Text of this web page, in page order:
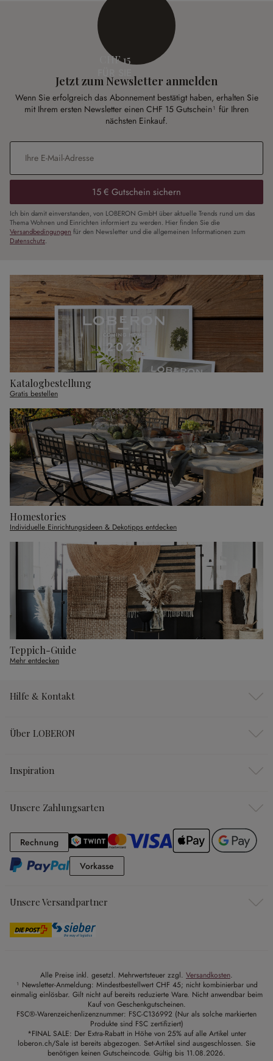
CHF 15
Jetzt zum Newsletter anmelden
Wenn Sie erfolgreich das Abonnement bestätigt haben, erhalten Sie
mit Ihrem ersten Newsletter einen CHF 15 Gutschein¹ für Ihren
nächsten Einkauf.
E-Mail-Adresse
15 € Gutschein sichern
Ich bin damit einverstanden, von LOBERON GmbH über aktuelle Trends rund um das
Thema Wohnen und Einrichten informiert zu werden. Hier finden Sie die
Versandbedingungen für den Newsletter und die allgemeinen Informationen zum
Datenschutz.
Katalogbestellung
Gratis bestellen
Homestories
Individuelle Einrichtungsideen & Dekotipps entdecken
Teppich-Guide
Mehr entdecken
Hilfe & Kontakt
Über LOBERON
Inspiration
Unsere Zahlungsarten
RechnungRechnung
Vorkasse
Unsere Versandpartner
Alle Preise inkl. gesetzl. Mehrwertsteuer zzgl. Versandkosten.
¹ Newsletter-Anmeldung: Mindestbestellwert CHF 45; nicht kombinierbar und
einmalig einlösbar. Gilt nicht auf bereits reduzierte Ware. Nicht anwendbar beim
Kauf von Geschenkgutscheinen.
FSC®-Warenzeichenlizenznummer: FSC-C136992 (Nur als solche markierten
Produkte sind FSC zertifiziert)
*FINAL SALE: Der Extra-Rabatt in Höhe von 25% auf alle Artikel unter
loberon.ch/Sale ist bereits abgezogen. Set-Artikel sind ausgeschlossen. Sie
benötigen keinen Gutscheincode. Gültig bis 11.08.2026.